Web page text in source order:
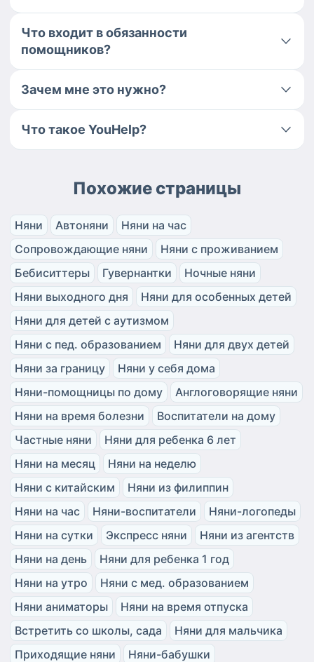
Что входит в обязанности
помощников?
Зачем мне это нужно?
Что такое YouHelp?
Похожие страницы
Няни Автоняни
Няни на час
Сопровождающие няни
Няни с проживанием
Бебиситтеры
Гувернантки
Ночные няни
Няни выходного дня
Няни для особенных детей
Няни для детей с аутизмом
Няни с пед. образованием
Няни для двух детей
Няни за границу
Няни у себя дома
Няни-помощницы по дому
Англоговорящие няни
Няни на время болезни
Воспитатели на дому
Частные няни
Няни для ребенка 6 лет
Няни на месяц
Няни на неделю
Няни с китайским
Няни из филиппин
Няни на час
Няни-воспитатели
Няни-логопеды
Няни на сутки
Экспресс няни
Няни из агентств
Няни на день
Няни для ребенка 1 год
Няни на утро
Няни с мед. образованием
Няни аниматоры
Няни на время отпуска
Встретить со школы, сада
Няни для мальчика
Приходящие няни
Няни-бабушки